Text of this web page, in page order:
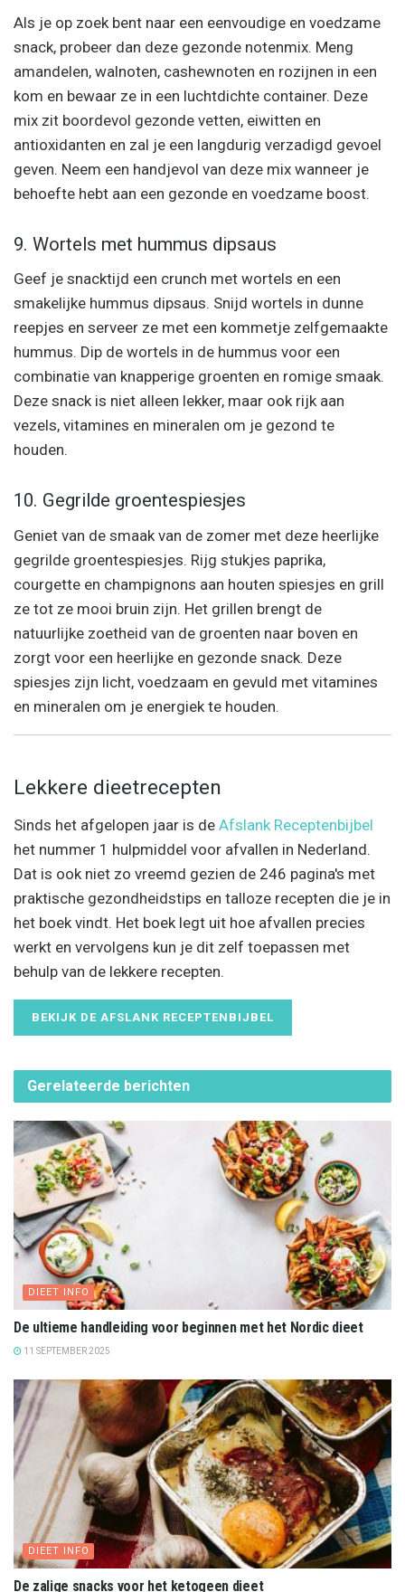
Als je op zoek bent naar een eenvoudige en voedzame
snack, probeer dan deze gezonde notenmix. Meng
amandelen, walnoten, cashewnoten en rozijnen in een
kom en bewaar ze in een luchtdichte container. Deze
mix zit boordevol gezonde vetten, eiwitten en
antioxidanten en zal je een langdurig verzadigd gevoel
geven. Neem een handjevol van deze mix wanneer je
behoefte hebt aan een gezonde en voedzame boost.
9. Wortels met hummus dipsaus
Geef je snacktijd een crunch met wortels en een
smakelijke hummus dipsaus. Snijd wortels in dunne
reepjes en serveer ze met een kommetje zelfgemaakte
hummus. Dip de wortels in de hummus voor een
combinatie van knapperige groenten en romige smaak.
Deze snack is niet alleen lekker, maar ook rijk aan
vezels, vitamines en mineralen om je gezond te
houden.
10. Gegrilde groentespiesjes
Geniet van de smaak van de zomer met deze heerlijke
gegrilde groentespiesjes. Rijg stukjes paprika,
courgette en champignons aan houten spiesjes en grill
ze tot ze mooi bruin zijn. Het grillen brengt de
natuurlijke zoetheid van de groenten naar boven en
zorgt voor een heerlijke en gezonde snack. Deze
spiesjes zijn licht, voedzaam en gevuld met vitamines
en mineralen om je energiek te houden.
Lekkere dieetrecepten
Sinds het afgelopen jaar is de Afslank Receptenbijbel
het nummer 1 hulpmiddel voor afvallen in Nederland.
Dat is ook niet zo vreemd gezien de 246 pagina's met
praktische gezondheidstips en talloze recepten die je in
het boek vindt. Het boek legt uit hoe afvallen precies
werkt en vervolgens kun je dit zelf toepassen met
behulp van de lekkere recepten.
BEKIJK DE AFSLANK RECEPTENBIJBEL
Gerelateerde berichten
DIEET INFO
De ultieme handleiding voor beginnen met het Nordic dieet
11 SEPTEMBER 2025
DIEET INFO
De zalige snacks voor het ketogeen dieet